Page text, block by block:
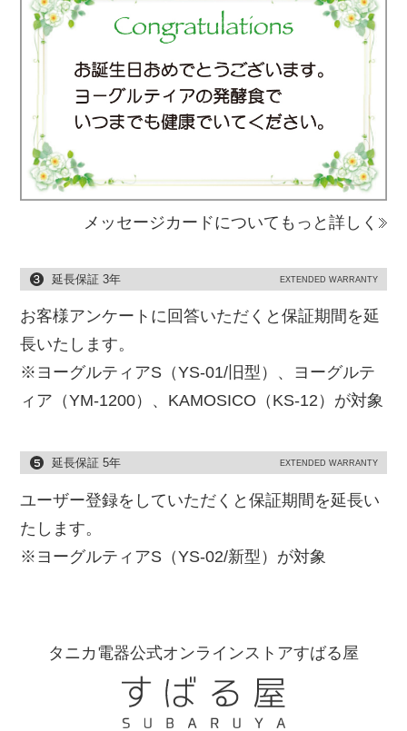
メッセージカードについてもっと詳しく
延長保証 3年 EXTENDED WARRANTY
お客様アンケートに回答いただくと保証期間を延
長いたします。
※ヨーグルティアS（YS-01/旧型）、ヨーグルテ
ィア（YM-1200）、KAMOSICO（KS-12）が対象
延長保証 5年 EXTENDED WARRANTY
ユーザー登録をしていただくと保証期間を延長い
たします。
※ヨーグルティアS（YS-02/新型）が対象
タニカ電器公式オンラインストアすばる屋